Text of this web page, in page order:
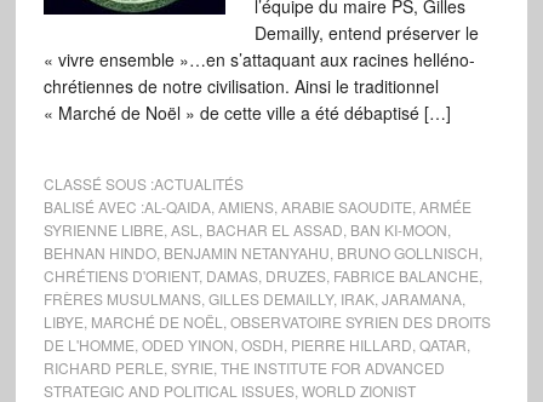
l’équipe du maire PS, Gilles
Demailly, entend préserver le
« vivre ensemble »…en s’attaquant aux racines helléno-
chrétiennes de notre civilisation. Ainsi le traditionnel
« Marché de Noël » de cette ville a été débaptisé […]
CLASSÉ SOUS :ACTUALITÉS
BALISÉ AVEC :AL-QAIDA, AMIENS, ARABIE SAOUDITE ARMÉE
SYRIENNE LIBRE ASL BACHAR EL ASSAD BAN KI-MOON
BEHNAN HINDO, BENJAMIN NETANYAHU BRUNO GOLLNISCH
CHRÉTIENS D'ORIENT, DAMAS, DRUZES, FABRICE BALANCHE
FRÈRES MUSULMANS, GILLES DEMAILLY, IRAK, JARAMANA,
LIBYE MARCHÉ DE NOËL
OBSERVATOIRE SYRIEN DES DROITS
DE L'HOMME ODED YINON OSDH PIERRE HILLARD QATAR
RICHARD PERLE SYRIE THE INSTITUTE FOR ADVANCED
STRATEGIC AND POLITICAL ISSUES, WORLD ZIONIST